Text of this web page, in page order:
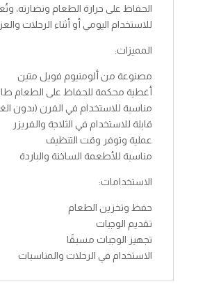
الحفاظ على حرارة الطعام ونضارته،
للاستخدام اليومي أو أثناء الرحلات
المميزات:
مصنوعة من ألومنيوم فويل متين
أغطية محكمة للحفاظ على الطعام
مناسبة للاستخدام في الفرن (بدون
قابلة للاستخدام في الثلاجة والفريزر
عملية وتوفر وقت التنظيف
مناسبة للأطعمة الساخنة والباردة
الاستخدامات:
حفظ وتخزين الطعام
تقديم الوجبات
تجهيز الوجبات مسبقًا
الاستخدام في الرحلات والمناسبات